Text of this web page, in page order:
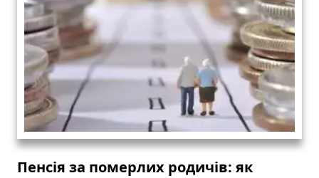
Пенсія за померлих родичів: як